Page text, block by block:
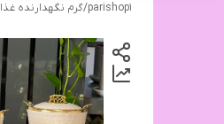
parishop1
/گرم نگهدارنده غذا